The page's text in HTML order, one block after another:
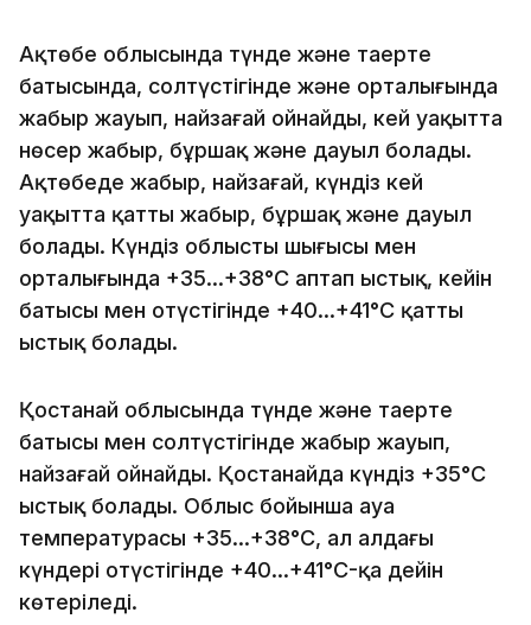
Ақтөбе облысында түнде және таңертең
батысында, солтүстігінде және орталығында
жаңбыр жауып, найзағай ойнайды, кей уақытта
нөсер жаңбыр, бұршақ және дауыл болады.
Ақтөбеде жаңбыр, найзағай, күндіз кей
уақытта қатты жаңбыр, бұршақ және дауыл
болады. Күндіз облыстың шығысы мен
орталығында +35…+38°C аптап ыстық, кейін
батысы мен оңтүстігінде +40…+41°C қатты
ыстық болады.
Қостанай облысында түнде және таңертең
батысы мен солтүстігінде жаңбыр жауып,
найзағай ойнайды. Қостанайда күндіз +35°C
ыстық болады. Облыс бойынша ауа
температурасы +35…+38°C, ал алдағы
күндері оңтүстігінде +40…+41°C-қа дейін
көтеріледі.